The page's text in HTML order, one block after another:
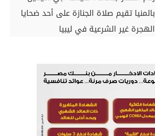
بالمنيا تقيم صلاة الجنازة على أحد ضحايا
الهجرة غير الشرعية في ليبيا